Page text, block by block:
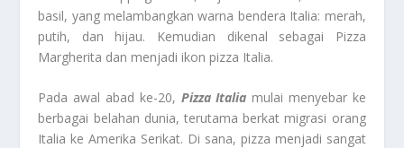
basil, yang melambangkan warna bendera Italia: merah,
putih, dan hijau. Kemudian dikenal sebagai Pizza
Margherita dan menjadi ikon pizza Italia.
Pada awal abad ke-20, Pizza Italia mulai menyebar ke
berbagai belahan dunia, terutama berkat migrasi orang
Italia ke Amerika Serikat. Di sana, pizza menjadi sangat